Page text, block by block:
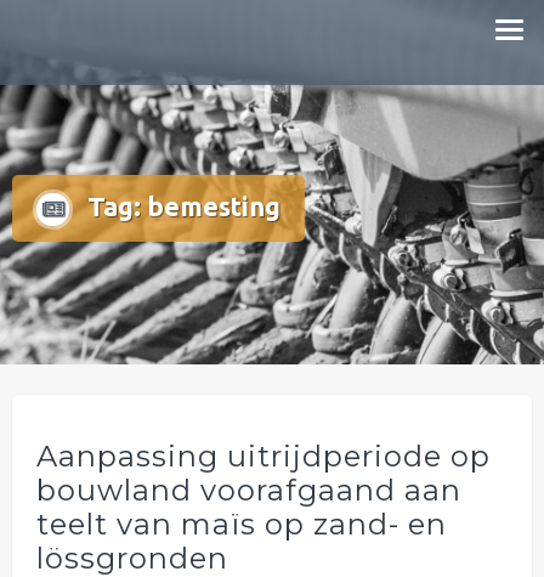
inhoud
Tag: bemesting
Aanpassing uitrijdperiode op
bouwland voorafgaand aan
teelt van maïs op zand- en
lössgronden